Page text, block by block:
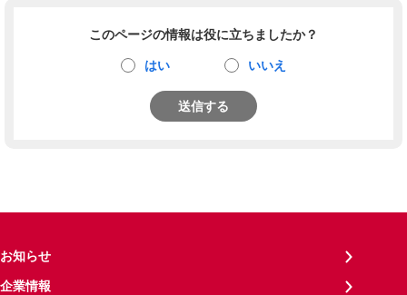
このページの情報は役に立ちましたか？
はい いいえ
送信する
お知らせ
企業情報